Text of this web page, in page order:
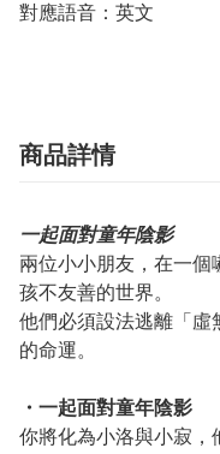
對應語音：英文
商品詳情
一起面對童年陰影
兩位小小朋友，在一
孩不友善的世界。
他們必須設法逃離「虛
的命運。
・一起面對童年陰影
你將化為小洛與小寂，